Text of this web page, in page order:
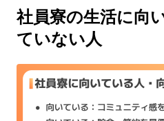
社員寮の生活に向
ていない人